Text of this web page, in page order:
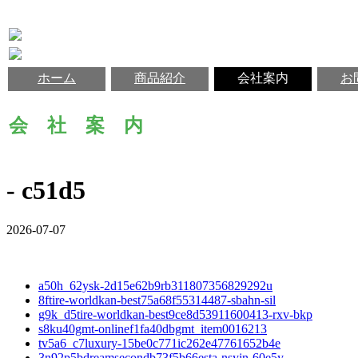
ホーム 商品紹介 会社案内 お
会 社 案 内
- c51d5
2026-07-07
a50h_62ysk-2d15e62b9rb311807356829292u
8ftire-worldkan-best75a68f55314487-sbahn-sil
g9k_d5tire-worldkan-best9ce8d53911600413-rxv-bkp
s8ku40gmt-onlinef1fa40dbgmt_item0016213
tv5a6_c7luxury-15be0c771ic262e47761652b4e